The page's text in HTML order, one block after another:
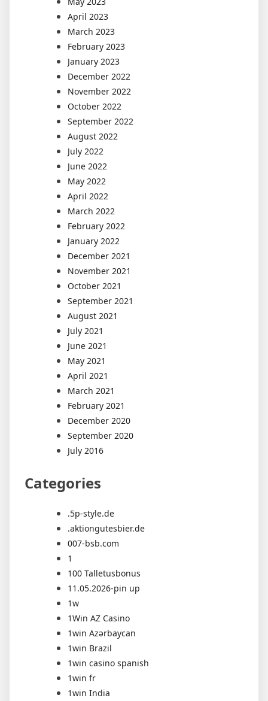
April 2023
March 2023
February 2023
January 2023
December 2022
November 2022
October 2022
September 2022
August 2022
July 2022
June 2022
May 2022
April 2022
March 2022
February 2022
January 2022
December 2021
November 2021
October 2021
September 2021
August 2021
July 2021
June 2021
May 2021
April 2021
March 2021
February 2021
December 2020
September 2020
July 2016
Categories
.5p-style.de
.aktiongutesbier.de
007-bsb.com
1
100 Talletusbonus
11.05.2026-pin up
1w
1Win AZ Casino
1win Azərbaycan
1win Brazil
1win casino spanish
1win fr
1win India